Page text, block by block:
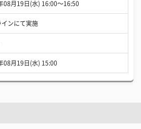
08月19日(水) 16:00〜16:50
インにて実施
08月19日(水) 15:00